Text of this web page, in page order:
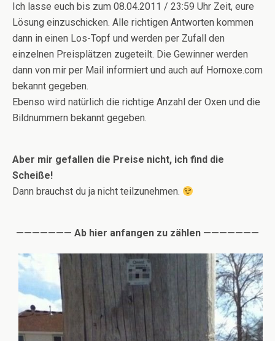
Ich lasse euch bis zum 08.04.2011 / 23:59 Uhr Zeit, eure
Lösung einzuschicken. Alle richtigen Antworten kommen
dann in einen Los-Topf und werden per Zufall den
einzelnen Preisplätzen zugeteilt. Die Gewinner werden
dann von mir per Mail informiert und auch auf Hornoxe.com
bekannt gegeben.
Ebenso wird natürlich die richtige Anzahl der Oxen und die
Bildnummern bekannt gegeben.
Aber mir gefallen die Preise nicht, ich find die
Scheiße!
Dann brauchst du ja nicht teilzunehmen.
——————— Ab hier anfangen zu zählen ———————